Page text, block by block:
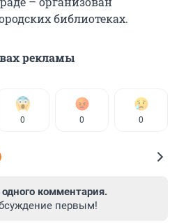
библиотеках.
рекламы
0 0 0
комментария.
первым!